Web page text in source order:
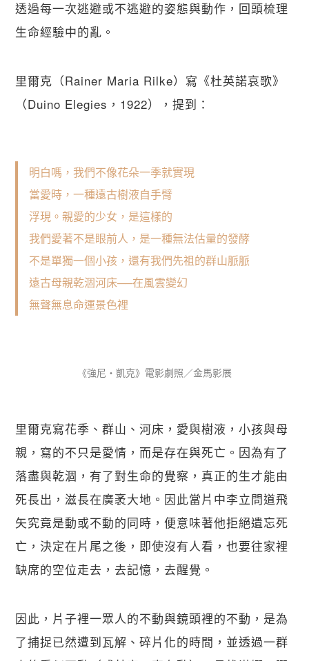
透過每一次逃避或不逃避的姿態與動作，回頭梳理
生命經驗中的亂。
里爾克（Rainer Maria Rilke）寫《杜英諾哀歌》
（Duino Elegies，1922），提到：
明白嗎，我們不像花朵一季就實現
當愛時，一種遠古樹液自手臂
浮現。親愛的少女，是這樣的
我們愛著不是眼前人，是一種無法估量的發酵
不是單獨一個小孩，還有我們先祖的群山脈脈
遠古母親乾涸河床──在風雲變幻
無聲無息命運景色裡
《強尼・凱克》電影劇照／金馬影展
里爾克寫花季、群山、河床，愛與樹液，小孩與母
親，寫的不只是愛情，而是存在與死亡。因為有了
落盡與乾涸，有了對生命的覺察，真正的生才能由
死長出，滋長在廣袤大地。因此當片中李立問道飛
矢究竟是動或不動的同時，便意味著他拒絕遺忘死
亡，決定在片尾之後，即使沒有人看，也要往家裡
缺席的空位走去，去記憶，去醒覺。
因此，片子裡一眾人的不動與鏡頭裡的不動，是為
了捕捉已然遭到瓦解、碎片化的時間，並透過一群